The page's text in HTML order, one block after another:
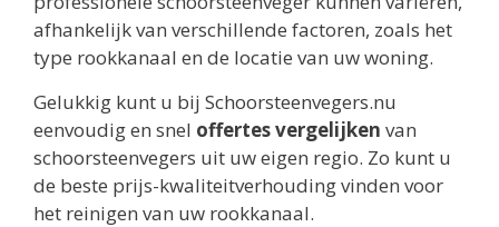
afhankelijk van verschillende factoren, zoals het
type rookkanaal en de locatie van uw woning.
Gelukkig kunt u bij Schoorsteenvegers.nu
eenvoudig en snel offertes vergelijken van
schoorsteenvegers uit uw eigen regio. Zo kunt u
de beste prijs-kwaliteitverhouding vinden voor
het reinigen van uw rookkanaal.